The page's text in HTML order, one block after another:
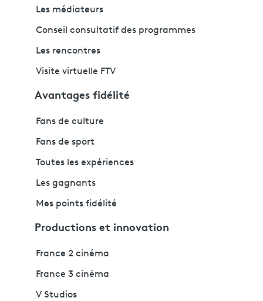
Les médiateurs
Conseil consultatif des programmes
Les rencontres
Visite virtuelle FTV
Avantages fidélité
Fans de culture
Fans de sport
Toutes les expériences
Les gagnants
Mes points fidélité
Productions et innovation
France 2 cinéma
France 3 cinéma
V Studios